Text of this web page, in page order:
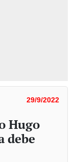
29/9/2022
Hugo
debe